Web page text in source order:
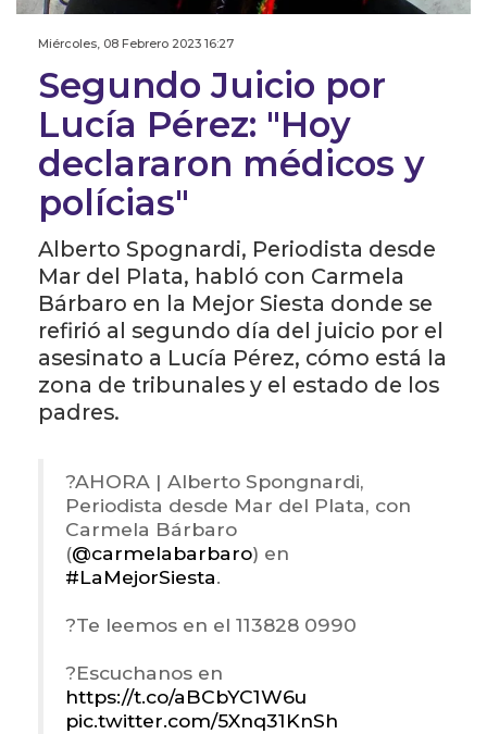
Miércoles, 08 Febrero 2023 16:27
Segundo Juicio por
Lucía Pérez: "Hoy
declararon médicos y
polícias"
Alberto Spognardi, Periodista desde
Mar del Plata, habló con Carmela
Bárbaro en la Mejor Siesta donde se
refirió al segundo día del juicio por el
asesinato a Lucía Pérez, cómo está la
zona de tribunales y el estado de los
padres.
?️AHORA | Alberto Spongnardi,
Periodista desde Mar del Plata, con
Carmela Bárbaro
(@carmelabarbaro) en
#LaMejorSiesta.
?Te leemos en el 113828 0990
?Escuchanos en
https://t.co/aBCbYC1W6u
pic.twitter.com/5Xnq31KnSh